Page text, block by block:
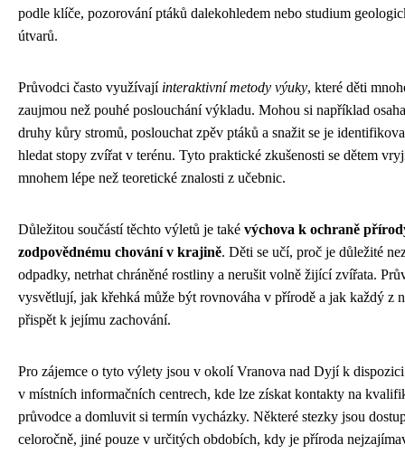
podle klíče, pozorování ptáků dalekohledem nebo studium
útvarů.
Průvodci často využívají interaktivní metody výuky, které děti
zaujmou než pouhé poslouchání výkladu. Mohou si například
druhy kůry stromů, poslouchat zpěv ptáků a snažit se je
hledat stopy zvířat v terénu. Tyto praktické zkušenosti se dětem
mnohem lépe než teoretické znalosti z učebnic.
Důležitou součástí těchto výletů je také výchova k ochraně
zodpovědnému chování v krajině. Děti se učí, proč je důležité
odpadky, netrhat chráněné rostliny a nerušit volně žijící zvířata.
vysvětlují, jak křehká může být rovnováha v přírodě a jak každý z
přispět k jejímu zachování.
Pro zájemce o tyto výlety jsou v okolí Vranova nad Dyjí k
v místních informačních centrech, kde lze získat kontakty na
průvodce a domluvit si termín vycházky. Některé stezky jsou
celoročně, jiné pouze v určitých obdobích, kdy je příroda